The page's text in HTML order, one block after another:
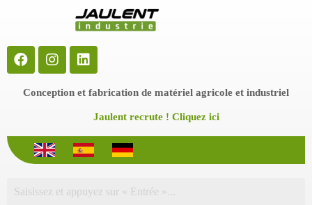
e
r
n
e
u
Conception et fabrication de matériel agricole et industriel
Jaulent recrute ! Cliquez ici